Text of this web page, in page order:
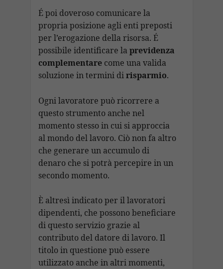
É poi doveroso comunicare la
propria posizione agli enti preposti
per l’erogazione della risorsa. É
possibile identificare laprevidenza
complementarecome una valida
soluzione in termini dirisparmio.
Ogni lavoratore può ricorrere a
questo strumento anche nel
momento stesso in cui si approccia
al mondo del lavoro. Ciò non fa altro
che generare un accumulo di
denaro che si potrà percepire in un
secondo momento.
È altresì indicato per il lavoratori
dipendenti, che possono beneficiare
di questo servizio grazie al
contributo del datore di lavoro. Il
titolo in questione può essere
utilizzato anche in altri momenti,